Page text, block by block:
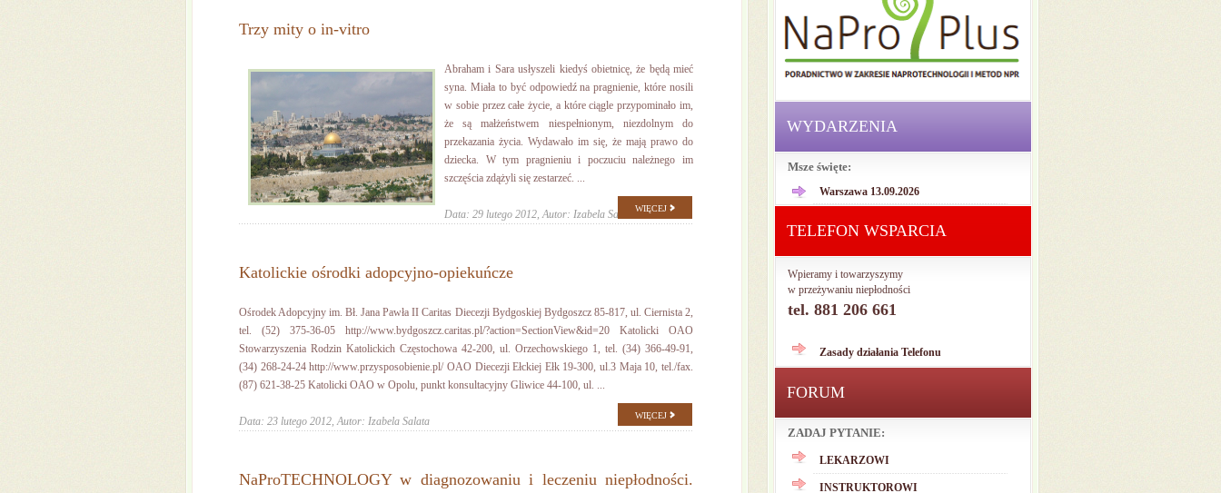
Trzy mity o in-vitro
Abraham i Sara usłyszeli kiedyś obietnicę, że będą mieć
syna. Miała to być odpowiedź na pragnienie, które nosili
w sobie przez całe życie, a które ciągle przypominało im,
że są małżeństwem niespełnionym, niezdolnym do
przekazania życia. Wydawało im się, że mają prawo do
dziecka. W tym pragnieniu i poczuciu należnego im
szczęścia zdążyli się zestarzeć. ...
Data: 29 lutego 2012,Autor: Izabela Salata WIĘCEJ
Katolickie ośrodki adopcyjno-opiekuńcze
Ośrodek Adopcyjny im. Bł. Jana Pawła II Caritas Diecezji Bydgoskiej Bydgoszcz 85-817, ul. Ciernista 2,
tel. (52) 375-36-05 http://www.bydgoszcz.caritas.pl/?action=SectionView&id=20 Katolicki OAO
Stowarzyszenia Rodzin Katolickich Częstochowa 42-200, ul. Orzechowskiego 1, tel. (34) 366-49-91,
(34) 268-24-24 http://www.przysposobienie.pl/ OAO Diecezji Ełckiej Ełk 19-300, ul.3 Maja 10, tel./fax.
(87) 621-38-25 Katolicki OAO w Opolu, punkt konsultacyjny Gliwice 44-100, ul. ...
Data: 23 lutego 2012,Autor: Izabela Salata WIĘCEJ
NaProTECHNOLOGY w diagnozowaniu i leczeniu niepłodności.
WYDARZENIA
Msze święte:
Warszawa 13.09.2026
TELEFON WSPARCIA
Wpieramy i towarzyszymy
w przeżywaniu niepłodności
tel. 881 206 661
Zasady działania Telefonu
FORUM
ZADAJ PYTANIE:
LEKARZOWI
INSTRUKTOROWI